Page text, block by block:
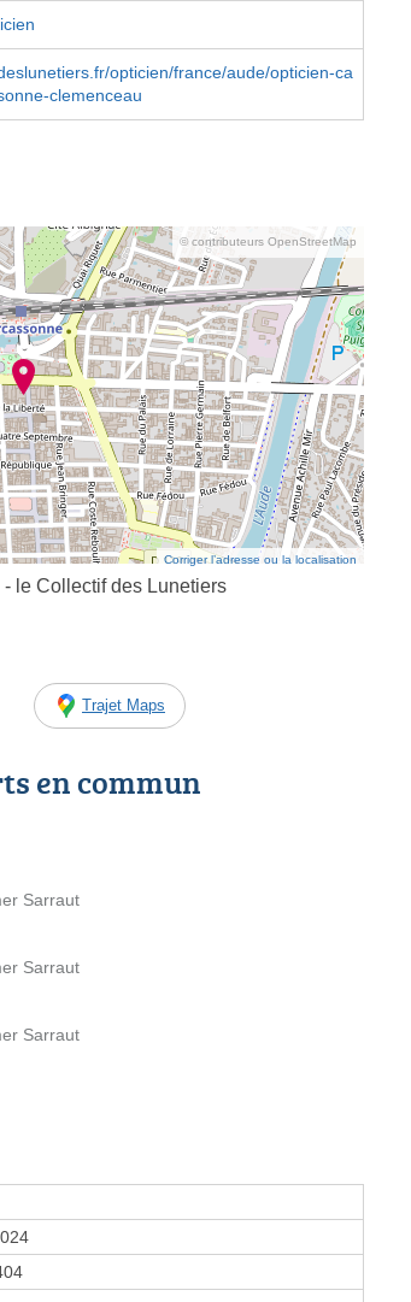
opticien/france/aude/opticien-ca
clemenceau
© contributeurs OpenStreetMap
Corriger l’adresse ou la localisation
le Collectif des Lunetiers
Trajet Maps
en commun
Sarraut
Sarraut
Sarraut